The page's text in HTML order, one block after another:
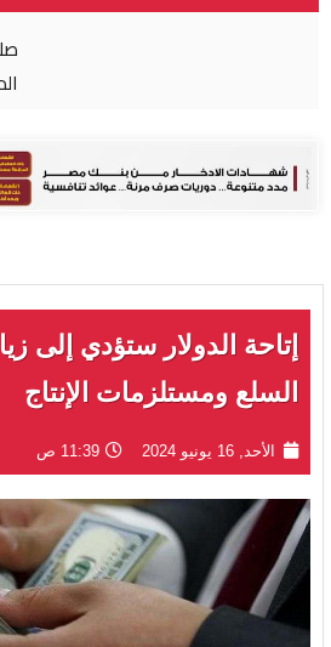
صلاح
إتاحة الدولار ستؤدي إلى
السلع ومستلزمات الإنتاج
الأحد, 16 يونيو 2024 11:39 ص